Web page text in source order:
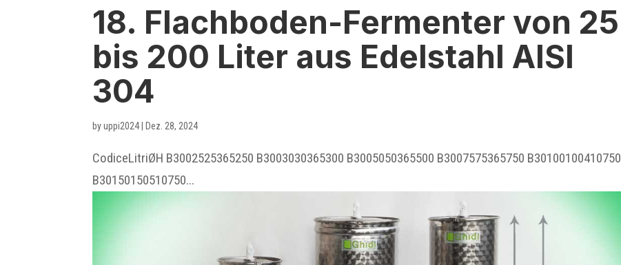
18. Flachboden-Fermenter von 25
bis 200 Liter aus Edelstahl AISI
304
byuppi2024 Dez. 28, 2024
CodiceLitriØH B3002525365250 B3003030365300 B3005050365500 B3007575365750 B30100100410750
B30150150510750...